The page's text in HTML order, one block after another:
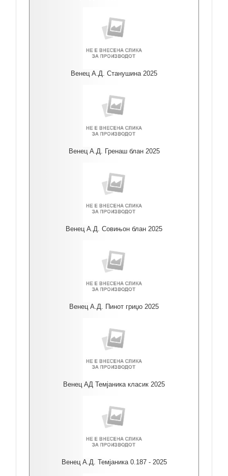
Венец А.Д. Станушина 2025
Венец А.Д. Гренаш блан 2025
Венец А.Д. Совињон блан 2025
Венец А.Д. Пинот гриџо 2025
Венец АД Темјаника класик 2025
Венец А.Д. Темјаника 0.187 - 2025